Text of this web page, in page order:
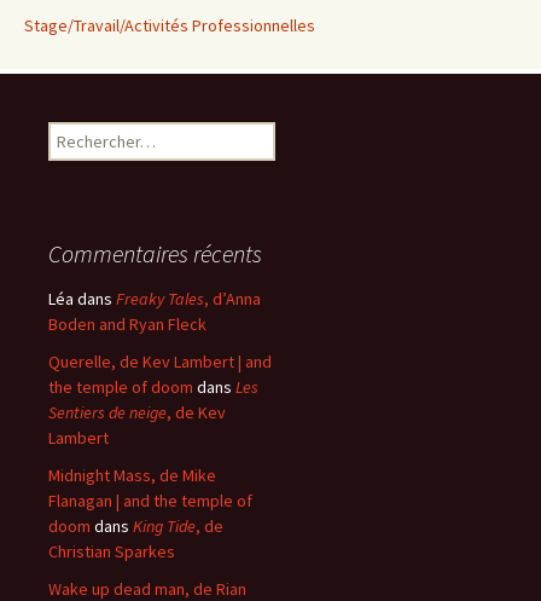
Stage/Travail/Activités Professionnelles
Rechercher :
Commentaires récents
Léa dans Freaky Tales, d’Anna
Boden and Ryan Fleck
Querelle, de Kev Lambert | and
the temple of doom dans Les
Sentiers de neige, de Kev
Lambert
Midnight Mass, de Mike
Flanagan | and the temple of
doom dans King Tide, de
Christian Sparkes
Wake up dead man, de Rian